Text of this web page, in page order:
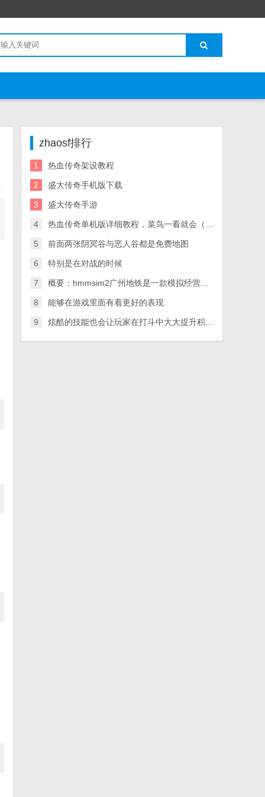
zhaosf排行
1 热血传奇架设教程
2 盛大传奇手机版下载
3 盛大传奇手游
4 热血传奇单机版详细教程，菜鸟一看就会（含图片）热血传奇架设教程
5 前面两张阴冥谷与恶人谷都是免费地图
6 特别是在对战的时候
7 概要：hmmsim2广州地铁是一款模拟经营驾驶类游戏
8 能够在游戏里面有着更好的表现
9 炫酷的技能也会让玩家在打斗中大大提升积极性